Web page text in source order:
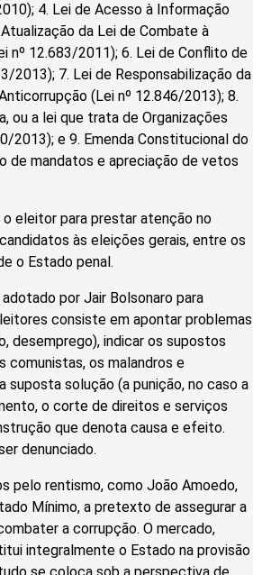
4. Lei de Acesso à Informação
da Lei de Combate à
nº 12.683/2011); 6. Lei de Conflito de
2013); 7. Lei de Responsabilização da
(Lei nº 12.846/2013); 8.
ou a lei que trata de Organizações
2013); e 9. Emenda Constitucional do
de mandatos e apreciação de vetos
eleitor para prestar atenção no
às eleições gerais, entre os
o Estado penal.
por Jair Bolsonaro para
consiste em apontar problemas
desemprego), indicar os supostos
comunistas, os malandros e
suposta solução (a punição, no caso a
o corte de direitos e serviços
que denota causa e efeito.
denunciado.
pelo rentismo, como João Amoedo,
Mínimo, a pretexto de assegurar a
a corrupção. O mercado,
integralmente o Estado na provisão